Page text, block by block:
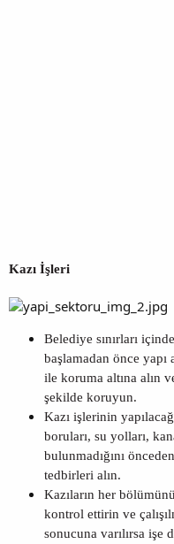
Kazı İşleri
Belediye sınırları
başlamadan önce yapı
ile koruma altına alın
şekilde koruyun.
Kazı işlerinin
boruları, su yolları,
bulunmadığını
tedbirleri alın.
Kazıların her
kontrol ettirin ve
sonucuna varılırsa işe